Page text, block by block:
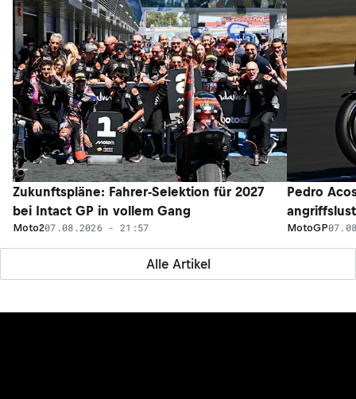
Alle Artikel
Zukunftspläne: Fahrer-Selektion für 2027
bei Intact GP in vollem Gang
Moto207.08.2026 - 21:57
Pedro
MotoGP